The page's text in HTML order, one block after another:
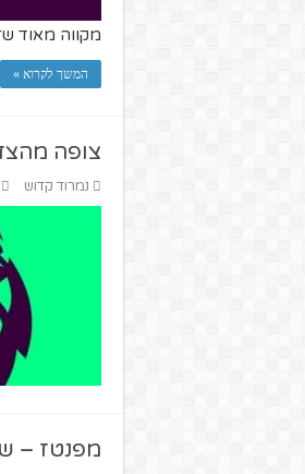
מקווה מאוד
המשך לקרוא »
צופה מהצד
נמרוד קדוש
מפנטז –